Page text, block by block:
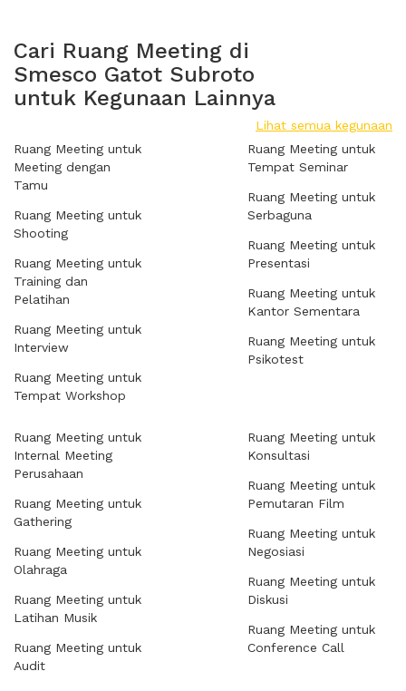
Cari Ruang Meeting di
Smesco Gatot Subroto
untuk Kegunaan Lainnya
Lihat semua kegunaan
Ruang Meeting untuk
Meeting dengan
Tamu
Ruang Meeting untuk
Shooting
Ruang Meeting untuk
Training dan
Pelatihan
Ruang Meeting untuk
Interview
Ruang Meeting untuk
Tempat Workshop
Ruang Meeting untuk
Tempat Seminar
Ruang Meeting untuk
Serbaguna
Ruang Meeting untuk
Presentasi
Ruang Meeting untuk
Kantor Sementara
Ruang Meeting untuk
Psikotest
Ruang Meeting untuk
Internal Meeting
Perusahaan
Ruang Meeting untuk
Gathering
Ruang Meeting untuk
Olahraga
Ruang Meeting untuk
Latihan Musik
Ruang Meeting untuk
Audit
Ruang Meeting untuk
Konsultasi
Ruang Meeting untuk
Pemutaran Film
Ruang Meeting untuk
Negosiasi
Ruang Meeting untuk
Diskusi
Ruang Meeting untuk
Conference Call